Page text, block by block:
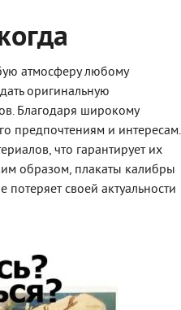
атмосферу любому
оригинальную
Благодаря широкому
предпочтениям и интересам.
что гарантирует их
образом, плакаты калибры
своей актуальности